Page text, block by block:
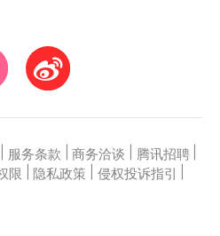
服务条款 商务洽谈 腾讯招聘
限 隐私政策 侵权投诉指引